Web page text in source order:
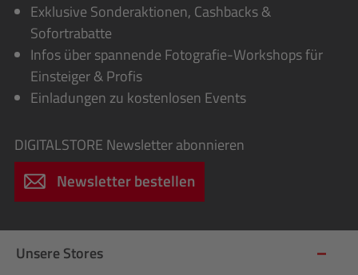
Exklusive Sonderaktionen, Cashbacks &
Sofortrabatte
Infos über spannende Fotografie-Workshops für
Einsteiger & Profis
Einladungen zu kostenlosen Events
DIGITALSTORE Newsletter abonnieren
Newsletter bestellen
Unsere Stores